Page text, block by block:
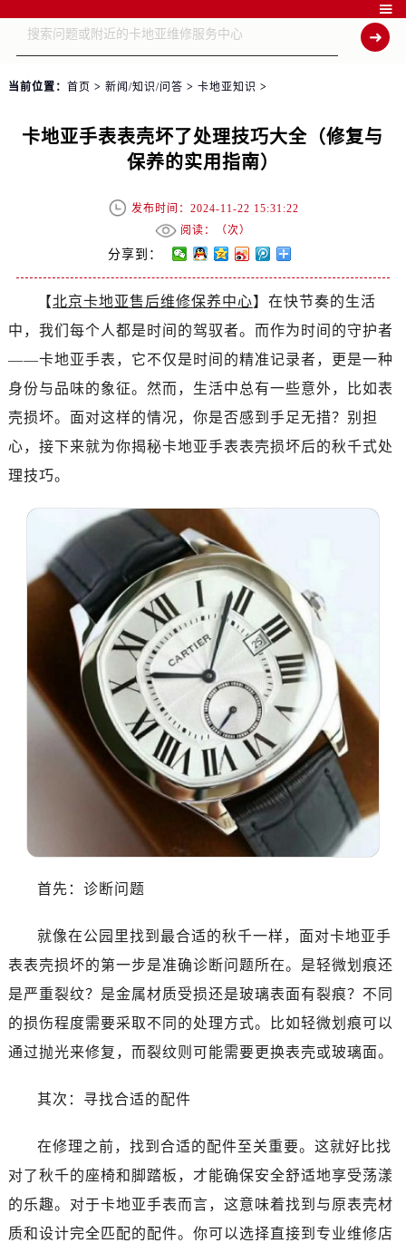

当前位置： 首页 > 新闻/知识/问答 > 卡地亚知识 >
卡地亚手表表壳坏了处理技巧大全（修复与
保养的实用指南）
发布时间：2024-11-22 15:31:22
阅读：（次）
分享到：
【北京卡地亚售后维修保养中心】在快节奏的生活
中，我们每个人都是时间的驾驭者。而作为时间的守护者
——卡地亚手表，它不仅是时间的精准记录者，更是一种
身份与品味的象征。然而，生活中总有一些意外，比如表
壳损坏。面对这样的情况，你是否感到手足无措？别担
心，接下来就为你揭秘卡地亚手表表壳损坏后的秋千式处
理技巧。
首先：诊断问题
就像在公园里找到最合适的秋千一样，面对卡地亚手
表表壳损坏的第一步是准确诊断问题所在。是轻微划痕还
是严重裂纹？是金属材质受损还是玻璃表面有裂痕？不同
的损伤程度需要采取不同的处理方式。比如轻微划痕可以
通过抛光来修复，而裂纹则可能需要更换表壳或玻璃面。
其次：寻找合适的配件
在修理之前，找到合适的配件至关重要。这就好比找
对了秋千的座椅和脚踏板，才能确保安全舒适地享受荡漾
的乐趣。对于卡地亚手表而言，这意味着找到与原表壳材
质和设计完全匹配的配件。你可以选择直接到专业维修店